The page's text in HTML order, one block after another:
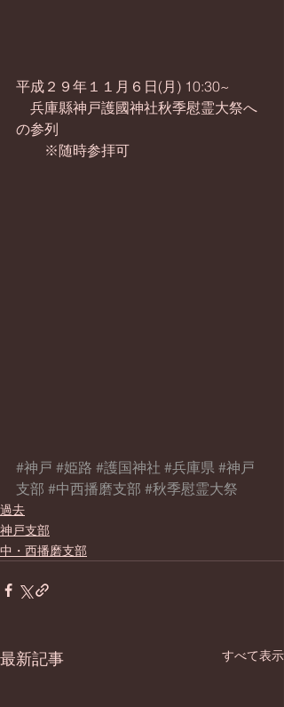
平成２９年１１月６日(月) 10:30~
兵庫縣神戸護國神社秋季慰霊大祭へ
の参列
※随時参拝可
#神戸 #姫路 #護国神社 #兵庫県 #神戸
支部 #中西播磨支部 #秋季慰霊大祭
過去
神戸支部
中・西播磨支部
最新記事 すべて表示